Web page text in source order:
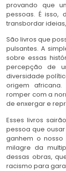
provando que
pessoas. É isso,
transbordar
São livros que
pulsantes. A
sobre essas
percepção de
diversidade
origem
romper com a
de enxergar e
Esses livros
pessoa que
ganhem o
milagre da
dessas obras,
racismo para